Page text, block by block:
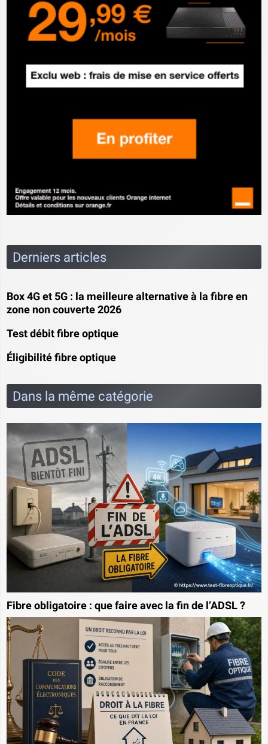
Derniers articles
Box 4G et 5G : la meilleure alternative à la fibre en
zone non couverte 2026
Test débit fibre optique
Éligibilité fibre optique
Dans la même catégorie
Fibre obligatoire : que faire avec la fin de l’ADSL ?